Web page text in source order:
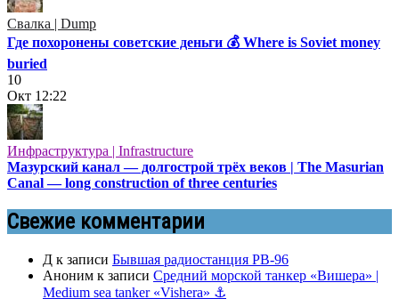
Свалка | Dump
Где похоронены советские деньги 💰 Where is Soviet money
buried
10
Окт 12:22
Инфраструктура | Infrastructure
Мазурский канал — долгострой трёх веков | The Masurian
Canal — long construction of three centuries
Свежие комментарии
Д к записи Бывшая радиостанция РВ-96
Аноним к записи Средний морской танкер «Вишера» |
Medium sea tanker «Vishera» ⚓